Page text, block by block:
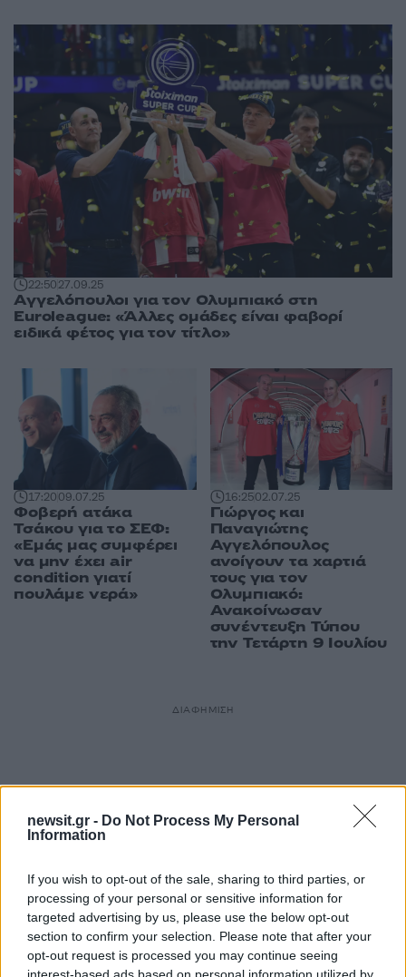
newsit.gr - Do Not Process My Personal
Information
If you wish to opt-out of the sale, sharing to third parties, or
processing of your personal or sensitive information for
targeted advertising by us, please use the below opt-out
section to confirm your selection. Please note that after your
opt-out request is processed you may continue seeing
interest-based ads based on personal information utilized by
22:5027.09.25
Αγγελόπουλοι για τον Ολυμπιακό στη
Euroleague: «Άλλες ομάδες είναι φαβορί
ειδικά φέτος για τον τίτλο»
17:2009.07.25
Φοβερή ατάκα
Τσάκου για το ΣΕΦ:
«Εμάς μας συμφέρει
να μην έχει air
condition γιατί
πουλάμε νερά»
16:2502.07.25
Γιώργος και
Παναγιώτης
Αγγελόπουλος
ανοίγουν τα χαρτιά
τους για τον
Ολυμπιακό:
Ανακοίνωσαν
συνέντευξη Τύπου
την Τετάρτη 9 Ιουλίου
ΔΙΑΦΗΜΙΣΗ